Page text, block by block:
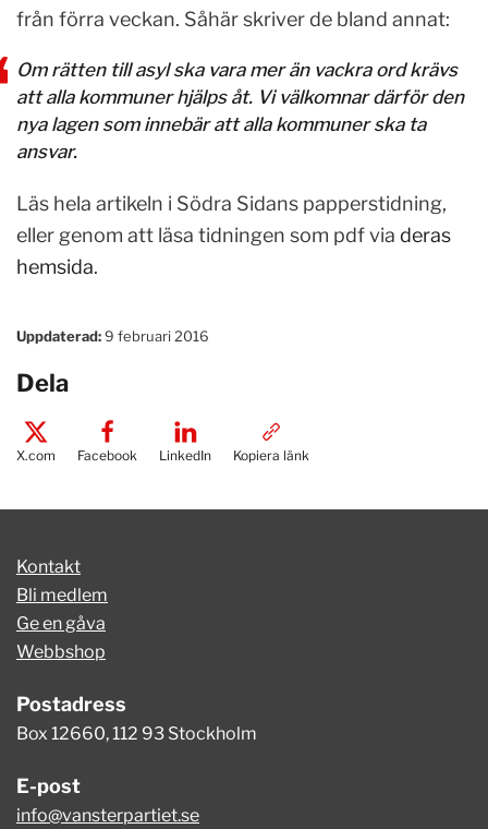
från förra veckan. Såhär skriver de bland annat:
Om rätten till asyl ska vara mer än vackra ord krävs
att alla kommuner hjälps åt. Vi välkomnar därför den
nya lagen som innebär att alla kommuner ska ta
ansvar.
Läs hela artikeln i Södra Sidans papperstidning,
eller genom att läsa tidningen som pdf via deras
hemsida.
Uppdaterad:9 februari 2016
Dela
X.com Facebook LinkedIn Kopiera länk
Kontakt
Bli medlem
Ge en gåva
Webbshop
Postadress
Box 12660, 112 93 Stockholm
E-post
info@vansterpartiet.se